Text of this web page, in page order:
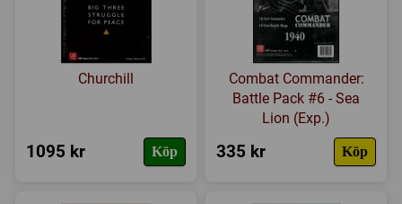
Churchill
1095 kr Köp
Combat Commander:
Battle Pack #6 - Sea
Lion (Exp.)
335 kr Köp